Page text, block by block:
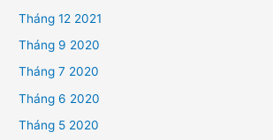
Tháng 12 2021
Tháng 9 2020
Tháng 7 2020
Tháng 6 2020
Tháng 5 2020